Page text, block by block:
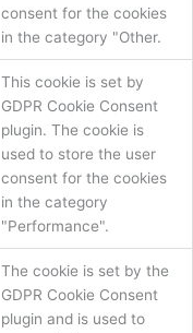
consent for the cookies
in the category "Other.
This cookie is set by
GDPR Cookie Consent
plugin. The cookie is
used to store the user
consent for the cookies
in the category
"Performance".
The cookie is set by the
GDPR Cookie Consent
plugin and is used to